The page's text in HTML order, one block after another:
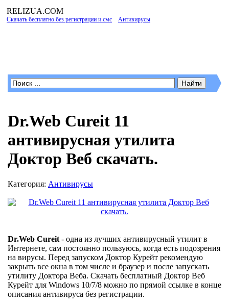
RELIZUA.COM
Скачать бесплатно без регистрации и смс Антивирусы
Dr.Web Cureit 11
антивирусная утилита
Доктор Веб скачать.
Категория: Антивирусы
Dr.Web Cureit - одна из лучших антивирусный утилит в
Интернете, сам постоянно пользуюсь, когда есть подозрения
на вирусы. Перед запуском Доктор Курейт рекомендую
закрыть все окна в том числе и браузер и после запускать
утилиту Доктора Веба. Скачать бесплатный Доктор Веб
Курейт для Windows 10/7/8 можно по прямой ссылке в конце
описания антивируса без регистрации.